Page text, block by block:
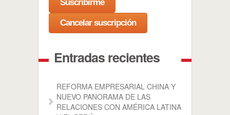
Entradas recientes
REFORMA EMPRESARIAL CHINA Y
NUEVO PANORAMA DE LAS
RELACIONES CON AMÉRICA LATINA